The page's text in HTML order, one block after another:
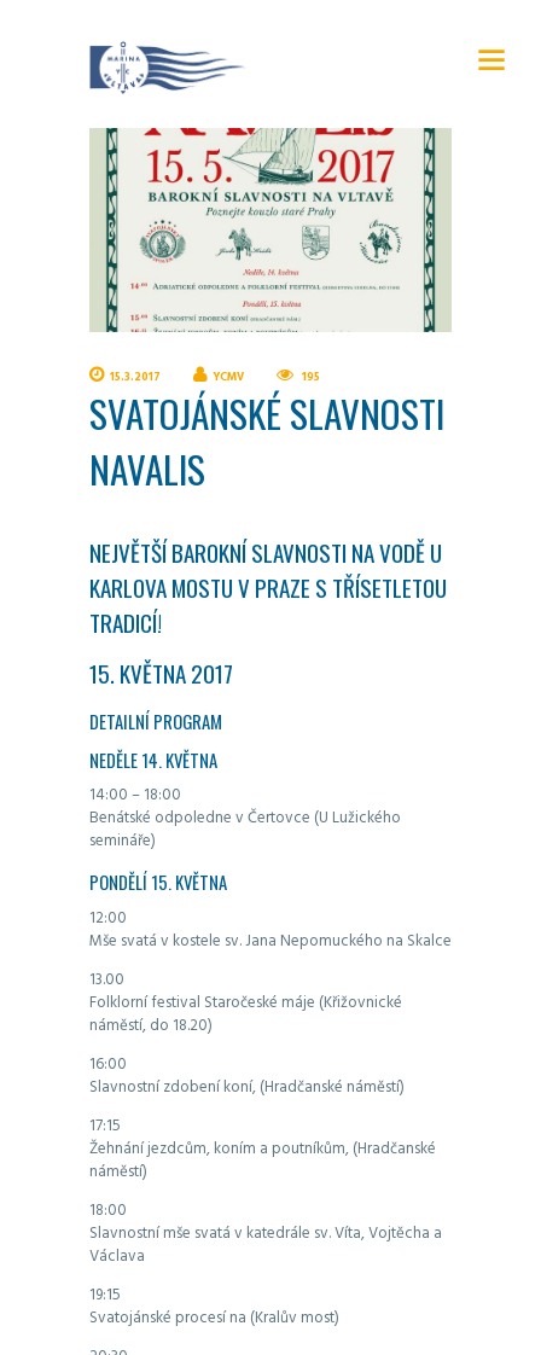
15.3.2017 YCMV 195
SVATOJÁNSKÉ SLAVNOSTI
NAVALIS
NEJVĚTŠÍ BAROKNÍ SLAVNOSTI NA VODĚ U
KARLOVA MOSTU V PRAZE S TŘÍSETLETOU
TRADICÍ!
15. KVĚTNA 2017
DETAILNÍ PROGRAM
NEDĚLE 14. KVĚTNA
14:00 – 18:00
Benátské odpoledne v Čertovce (U Lužického
semináře)
PONDĚLÍ 15. KVĚTNA
12:00
Mše svatá v kostele sv. Jana Nepomuckého na Skalce
13.00
Folklorní festival Staročeské máje (Křižovnické
náměstí, do 18.20)
16:00
Slavnostní zdobení koní, (Hradčanské náměstí)
17:15
Žehnání jezdcům, koním a poutníkům, (Hradčanské
náměstí)
18:00
Slavnostní mše svatá v katedrále sv. Víta, Vojtěcha a
Václava
19:15
Svatojánské procesí na (Kralův most)